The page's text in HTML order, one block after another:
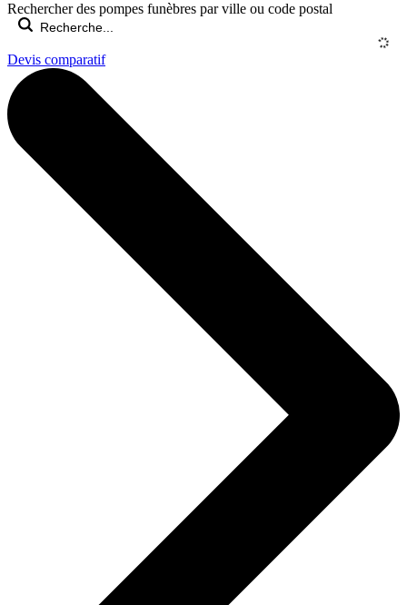
Rechercher des pompes funèbres par ville ou code postal
Devis comparatif